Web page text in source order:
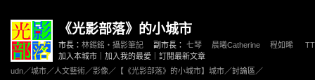
《光影部落》的小城市
市長： 林錫銘‧攝影筆記 副市長： 七琴 晨曦Catherine 程如晞
加入本城市
加入我的最愛
訂閱最新文章
udn／城市／人文藝術／影像 ／ 【《光影部落》的小城市】城市／討論區／